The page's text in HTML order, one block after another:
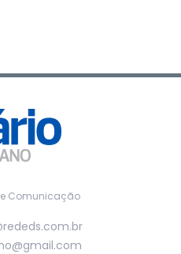
Comunicação